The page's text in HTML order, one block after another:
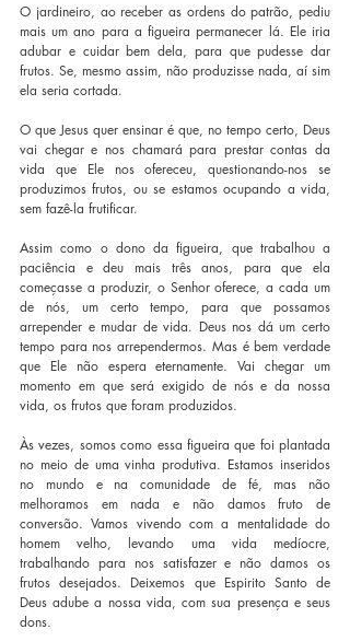
O jardineiro, ao receber as ordens do patrão, pediu
mais um ano para a figueira permanecer lá. Ele iria
adubar e cuidar bem dela, para que pudesse dar
frutos. Se, mesmo assim, não produzisse nada, aí sim
ela seria cortada.
O que Jesus quer ensinar é que, no tempo certo, Deus
vai chegar e nos chamará para prestar contas da
vida que Ele nos ofereceu, questionando-nos se
produzimos frutos, ou se estamos ocupando a vida,
sem fazê-la frutificar.
Assim como o dono da figueira, que trabalhou a
paciência e deu mais três anos, para que ela
começasse a produzir, o Senhor oferece, a cada um
de nós, um certo tempo, para que possamos
arrepender e mudar de vida. Deus nos dá um certo
tempo para nos arrependermos. Mas é bem verdade
que Ele não espera eternamente. Vai chegar um
momento em que será exigido de nós e da nossa
vida, os frutos que foram produzidos.
Às vezes, somos como essa figueira que foi plantada
no meio de uma vinha produtiva. Estamos inseridos
no mundo e na comunidade de fé, mas não
melhoramos em nada e não damos fruto de
conversão. Vamos vivendo com a mentalidade do
homem velho, levando uma vida medíocre,
trabalhando para nos satisfazer e não damos os
frutos desejados. Deixemos que Espirito Santo de
Deus adube a nossa vida, com sua presença e seus
dons.